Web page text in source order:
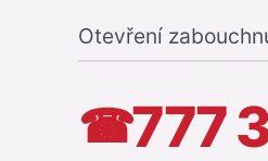
Otevření
☎777